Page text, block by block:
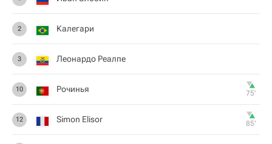
2 Калегари
3 Леонардо Реалпе
10 Рочинья 75‎’‎
12 Simon Elisor 85‎’‎